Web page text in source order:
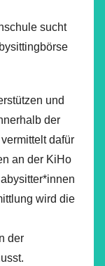
sucht
und
der
dafür
an der KiHo
wird die
der